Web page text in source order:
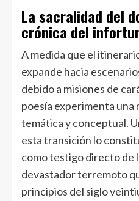
La sacralidad del
crónica del
A medida que el
expande hacia
debido a misiones de
poesía experimenta una
temática y conceptual.
esta transición lo
como testigo directo de
devastador terremoto
principios del siglo